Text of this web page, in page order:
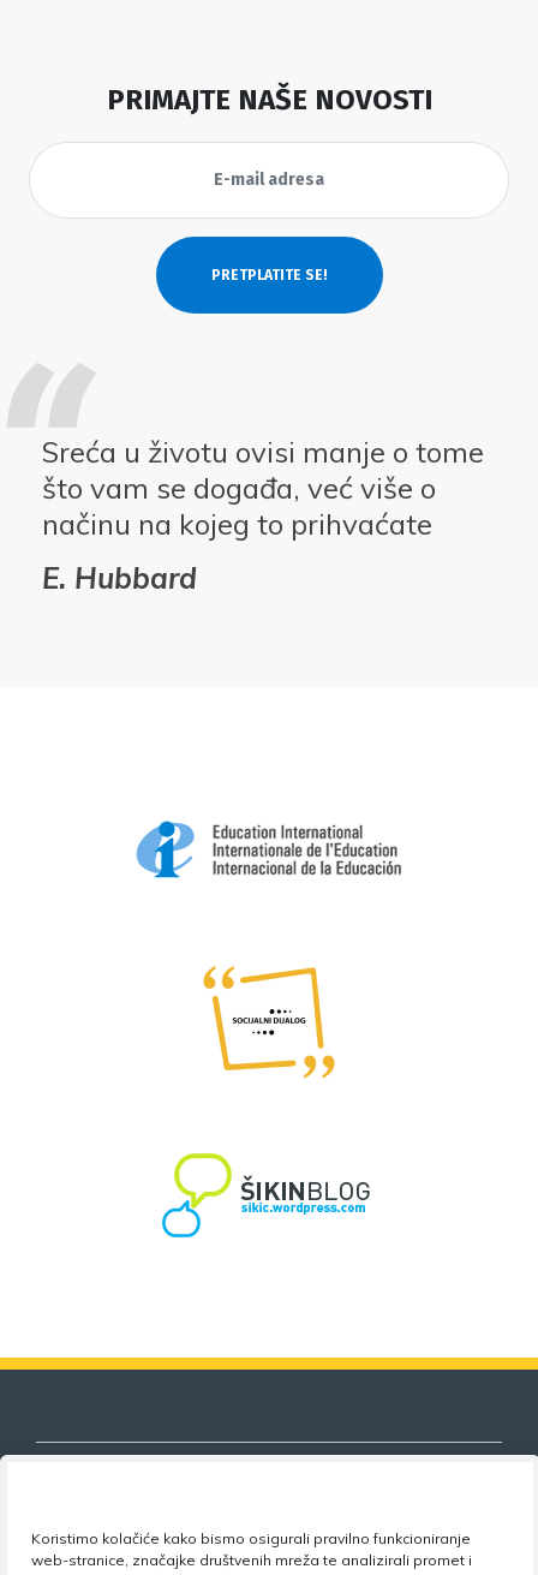
Koristimo kolačiće kako bismo osigurali pravilno funkcioniranje
web-stranice, značajke društvenih mreža te analizirali promet i
PRIMAJTE NAŠE NOVOSTI
Sreća u životu ovisi manje o tome
što vam se događa, već više o
načinu na kojeg to prihvaćate
E. Hubbard
Nezavisni sindikat znanosti i visokog